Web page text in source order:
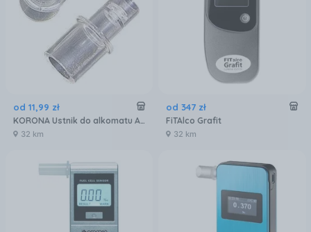
od 11,99 zł
KORONA Ustnik do alkomatu AL PAC 10 szt. seria Al6000/7000/9000
32 km
od 347 zł
FiTAlco Grafit
32 km